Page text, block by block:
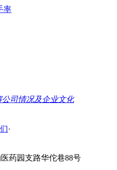
率
公司情况及企业文化
·
药园支路华佗巷88号